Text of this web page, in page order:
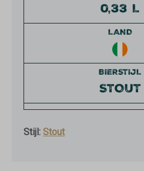
0,33 L
LAND
BIERSTIJL
STOUT
Stijl: Stout